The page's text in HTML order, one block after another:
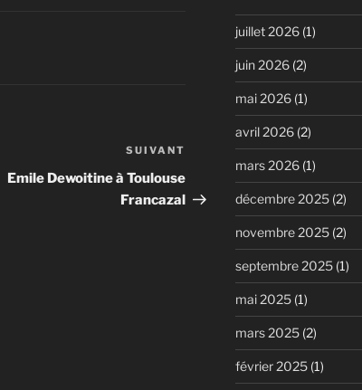
suivant
SUIVANT
Emile Dewoitine à Toulouse
Francazal
juillet 2026(1)
juin 2026(2)
mai 2026(1)
avril 2026(2)
mars 2026(1)
décembre 2025(2)
novembre 2025(2)
septembre 2025(1)
mai 2025(1)
mars 2025(2)
février 2025(1)